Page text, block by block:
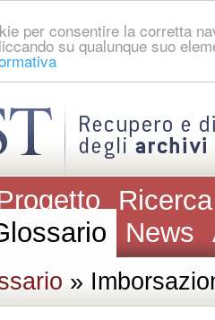
per consentire la corretta
su qualunque suo
News
»